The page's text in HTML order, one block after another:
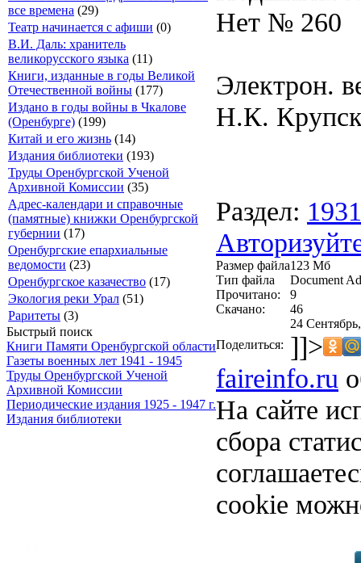
все времена (29)
Театр начинается с афиши (0)
В.И. Даль: хранитель
великорусского языка (11)
Книги, изданные в годы Великой
Отечественной войны (177)
Издано в годы войны в Чкалове
(Оренбурге) (199)
Китай и его жизнь (14)
Издания библиотеки (193)
Труды Оренбургской Ученой
Архивной Комиссии (35)
Адрес-календари и справочные
(памятные) книжки Оренбургской
губернии (17)
Оренбургские епархиальные
ведомости (23)
Оренбургское казачество (17)
Экология реки Урал (51)
Раритеты (3)
Быстрый поиск
Книги Памяти Оренбургской области
Газеты военных лет 1941 - 1945
Труды Оренбургской Ученой
Архивной Комиссии
Периодические издания 1925 - 1947 г.
Издания библиотеки
Нет № 260
Электрон.
Н.К.
Раздел: 1931
Размер файла123 Мб
Тип файла
Document
Прочитано:
9
Скачано:
46
24
Поделиться: ]]>
faireinfo.ru
На сайте
сбора
cookie